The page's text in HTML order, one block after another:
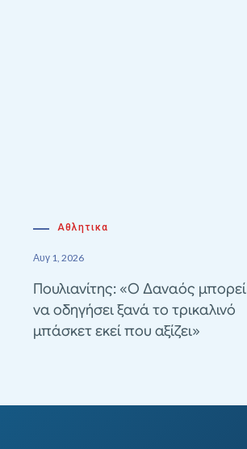
Αθλητικα
Αυγ 1, 2026
Πουλιανίτης: «Ο Δαναός μπορεί
να οδηγήσει ξανά το τρικαλινό
μπάσκετ εκεί που αξίζει»